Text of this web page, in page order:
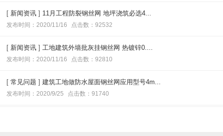
[ 新闻资讯 ] 11月工程防裂钢丝网 地坪浇筑必选4...
发布时间：2020/11/16 点击数：92532
[ 新闻资讯 ] 工地建筑外墙批灰挂钢丝网 热镀锌0....
发布时间：2020/11/16 点击数：92810
[ 常见问题 ] 建筑工地做防水屋面钢丝网应用型号4m...
发布时间：2020/9/25 点击数：91740